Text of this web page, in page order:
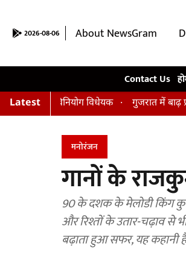
2026-08-06 About NewsGram
Contact Us
Latest
विनियोग विधेयक गुजरात में बाढ़ प्रभावित
मनोरंजन
गानों के
90 के दशक के मेलोडी किंग
और रिश्तों के उतार-चढ़ाव से
बढ़ाता हुआ सफर, यह कहानी